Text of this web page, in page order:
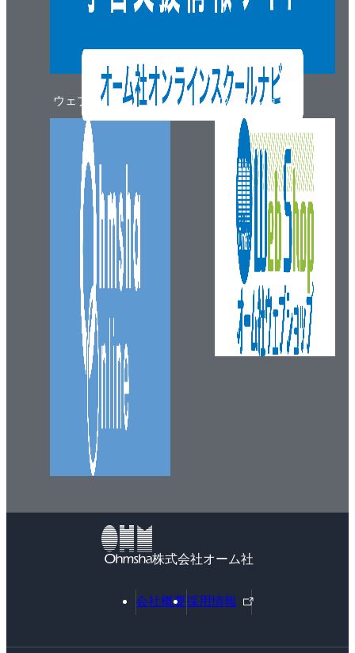
ウェブマガジン ウェブショップ
株式会社オーム社
会社概要採用情報
外
部
ン